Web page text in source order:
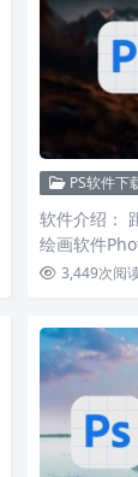
PS软件下
软件介绍：
绘画软件
3,449次阅